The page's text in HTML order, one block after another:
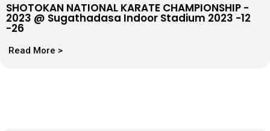
SHOTOKAN NATIONAL KARATE CHAMPIONSHIP -
2023 @ Sugathadasa Indoor Stadium 2023 -12
-26
Read More >